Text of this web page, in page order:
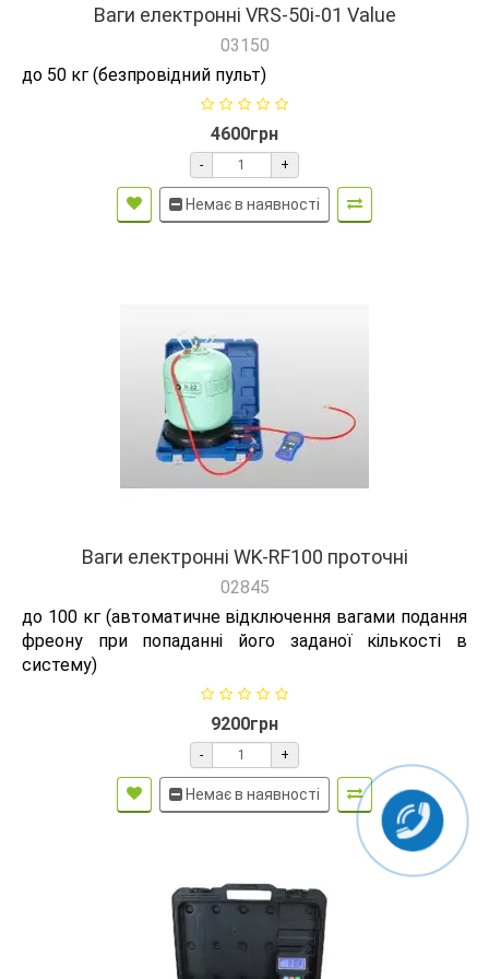
Ваги електронні VRS-50i-01 Value
03150
до 50 кг (безпровідний пульт)
4600грн
- +
Немає в наявності
Ваги електронні WK-RF100 проточні
02845
до 100 кг (автоматичне відключення вагами подання
фреону при попаданні його заданої кількості в
систему)
9200грн
- +
Немає в наявності